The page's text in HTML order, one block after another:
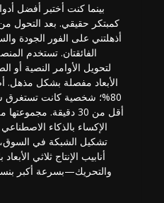
بينما كنت أختبر أفضل
الفائقتان. تستخدم
لتحويل الأوامر النصية أو
الأبعاد مفصلة بشكل
80%؛ شخصية كانت
أقل من 30 دقيقة.
الإكساء بالذكاء
تشكيل الشبكة في
أنابيب الإنتاج ثلاثي